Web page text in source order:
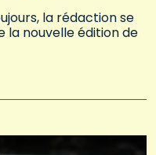
la rédaction se
nouvelle édition de